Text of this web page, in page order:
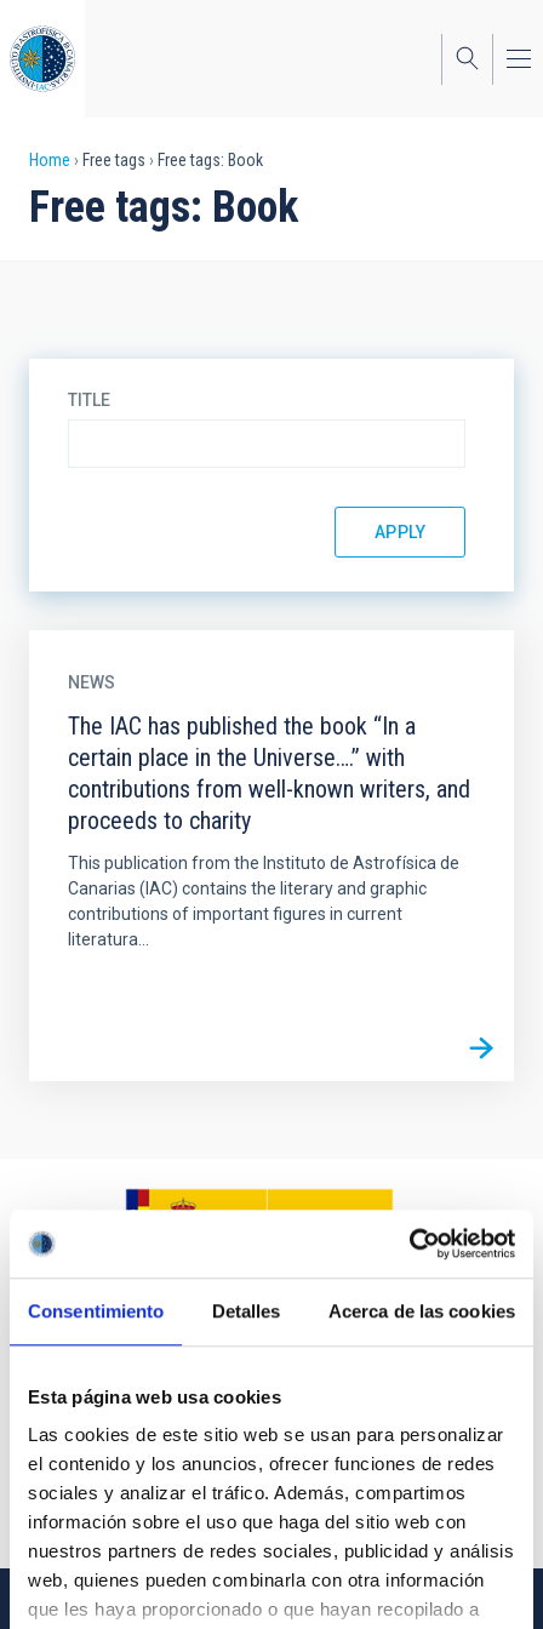
Consentimiento Detalles Acerca de las cookies
Esta página web usa cookies
Las cookies de este sitio web se usan para personalizar
el contenido y los anuncios, ofrecer funciones de redes
sociales y analizar el tráfico. Además, compartimos
información sobre el uso que haga del sitio web con
nuestros partners de redes sociales, publicidad y análisis
web, quienes pueden combinarla con otra información
que les haya proporcionado o que hayan recopilado a
to
main
content
Breadcrumb
Home Free tags Free tags: Book
Free tags: Book
TITLE
NEWS
The IAC has published the book “In a
certain place in the Universe….” with
contributions from well-known writers, and
proceeds to charity
This publication from the Instituto de Astrofísica de
Canarias (IAC) contains the literary and graphic
contributions of important figures in current
literatura...